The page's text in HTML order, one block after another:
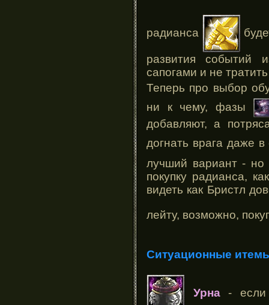
радианса
развития событий
сапогами и не
Теперь про выбор
ни к чему, фазы
добавляют, а
догнать врага даже
лучший вариант -
покупку радианса,
видеть как Бристл
лейту, возможно,
Ситуационные
Урна- если